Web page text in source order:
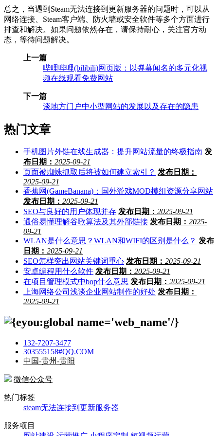
总之，当遇到Steam无法连接到更新服务器的问题时，可以从
网络连接、Steam客户端、防火墙或安全软件等多个方面进行
排查和解决。如果问题依然存在，请保持耐心，关注官方动
态，等待问题解决。
上一篇
哔哩哔哩(bilibili)网页版：以弹幕闻名的多元化视
频在线观看免费网站
下一篇
谈地方门户中小型网站的发展以及存在的隐患
热门文章
手机图片外链在线生成器：提升网站流量的终极指南 发
布日期： 2025-09-21
页面被蜘蛛抓取后将被如何建立索引？ 发布日期：
2025-09-21
香蕉网(GameBanana)：国外游戏MOD模组资源分享网站
发布日期： 2025-09-21
SEO与良好的用户体现并存 发布日期： 2025-09-21
通俗易懂理解谷歌算法及其外部链接 发布日期： 2025-
09-21
WLAN是什么意思？WLAN和WIFI的区别是什么？ 发布
日期： 2025-09-21
SEO怎样突出网站关键词重心 发布日期： 2025-09-21
安卓编程用什么软件 发布日期： 2025-09-21
在项目管理模式中bop什么意思 发布日期： 2025-09-21
上海网络公司浅谈企业网站制作的好处 发布日期：
2025-09-21
132-7207-3477
303555158#QQ.COM
中国-贵州-贵阳
微信公众号
热门标签
steam无法连接到更新服务器
服务项目